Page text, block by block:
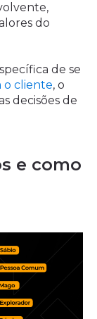
do
de se
o cliente, o
decisões de
e como